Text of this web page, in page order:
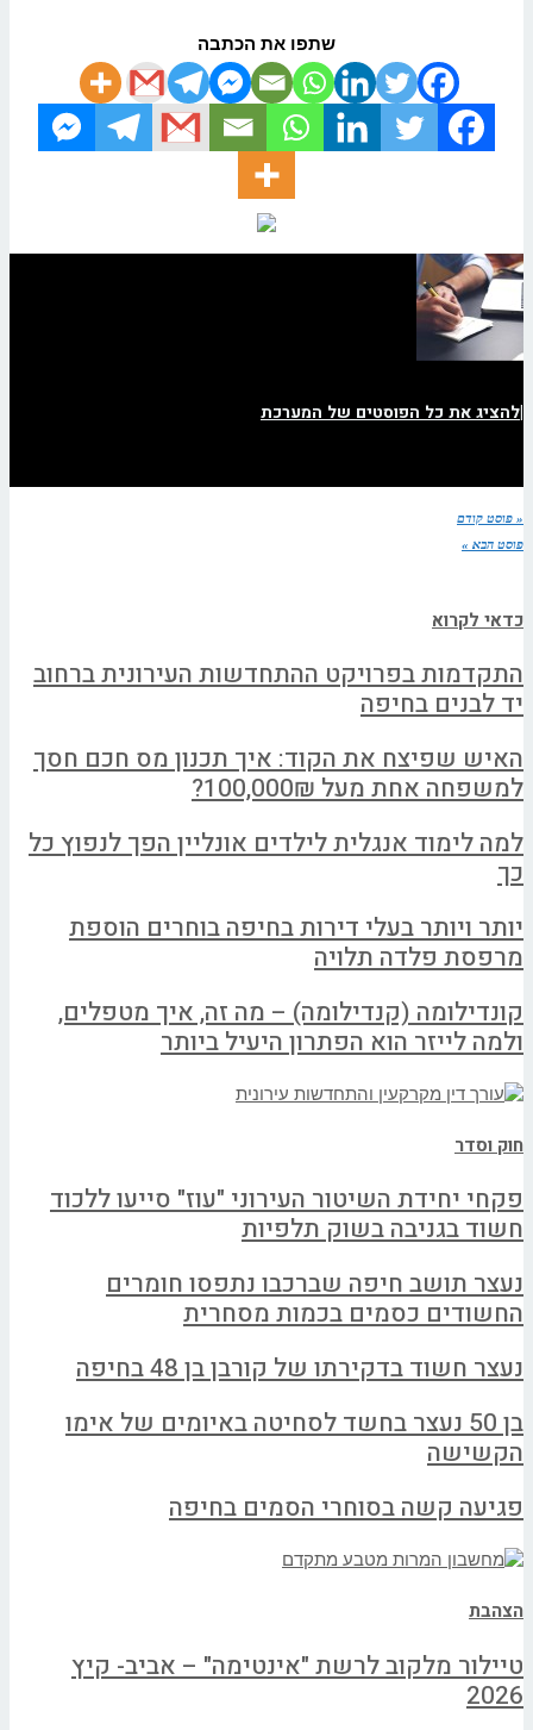
שתפו את הכתבה
|להציג את כל הפוסטים של המערכת
« פוסט קודם
פוסט הבא »
כדאי לקרוא
התקדמות בפרויקט ההתחדשות העירונית ברחוב
יד לבנים בחיפה
האיש שפיצח את הקוד: איך תכנון מס חכם חסך
למשפחה אחת מעל 100,000₪?
למה לימוד אנגלית לילדים אונליין הפך לנפוץ כל
כך
יותר ויותר בעלי דירות בחיפה בוחרים הוספת
מרפסת פלדה תלויה
קונדילומה (קנדילומה) – מה זה, איך מטפלים,
ולמה לייזר הוא הפתרון היעיל ביותר
חוק וסדר
פקחי יחידת השיטור העירוני "עוז" סייעו ללכוד
חשוד בגניבה בשוק תלפיות
נעצר תושב חיפה שברכבו נתפסו חומרים
החשודים כסמים בכמות מסחרית
נעצר חשוד בדקירתו של קורבן בן 48 בחיפה
בן 50 נעצר בחשד לסחיטה באיומים של אימו
הקשישה
פגיעה קשה בסוחרי הסמים בחיפה
הצהבת
טיילור מלקוב לרשת "אינטימה" – אביב- קיץ
2026